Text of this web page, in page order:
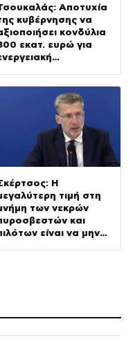
Αποτυχία
κυβέρνησης να
κονδύλια
εκατ. ευρώ για
Η
τιμή στη
των νεκρών
και
είναι να μην